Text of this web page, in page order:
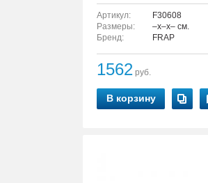
Артикул:
F30608
Размеры:
–x–x– см.
Бренд:
FRAP
1562 руб.
В корзину